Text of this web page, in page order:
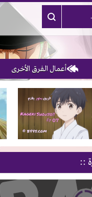
أعمال الفرق الأخرى
::